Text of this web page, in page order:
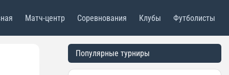
Матч-центр Соревнования Клубы Футболисты
Популярные турниры